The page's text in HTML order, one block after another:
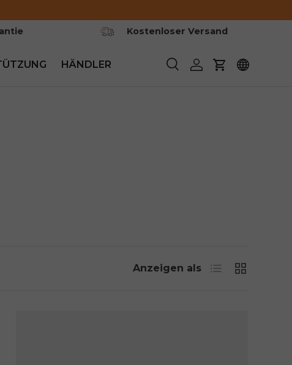
Kostenloser Versand
SuchenEinloggen
Warenkorb
HÄNDLER
Anzeigen als Liste Netz